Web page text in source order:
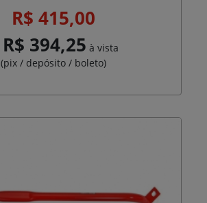
R$ 415,00
R$ 394,25 à vista
(pix / depósito / boleto)